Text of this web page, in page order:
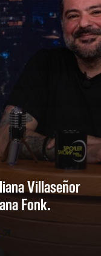
Villaseñor
Fonk.